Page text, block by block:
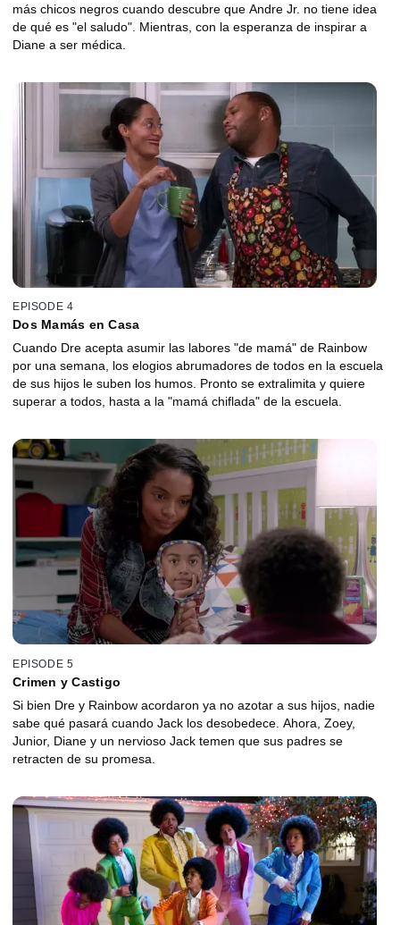
más chicos negros cuando descubre que Andre Jr. no tiene idea
de qué es "el saludo". Mientras, con la esperanza de inspirar a
Diane a ser médica.
EPISODE 4
Dos Mamás en Casa
Cuando Dre acepta asumir las labores "de mamá" de Rainbow
por una semana, los elogios abrumadores de todos en la escuela
de sus hijos le suben los humos. Pronto se extralimita y quiere
superar a todos, hasta a la "mamá chiflada" de la escuela.
EPISODE 5
Crimen y Castigo
Si bien Dre y Rainbow acordaron ya no azotar a sus hijos, nadie
sabe qué pasará cuando Jack los desobedece. Ahora, Zoey,
Junior, Diane y un nervioso Jack temen que sus padres se
retracten de su promesa.